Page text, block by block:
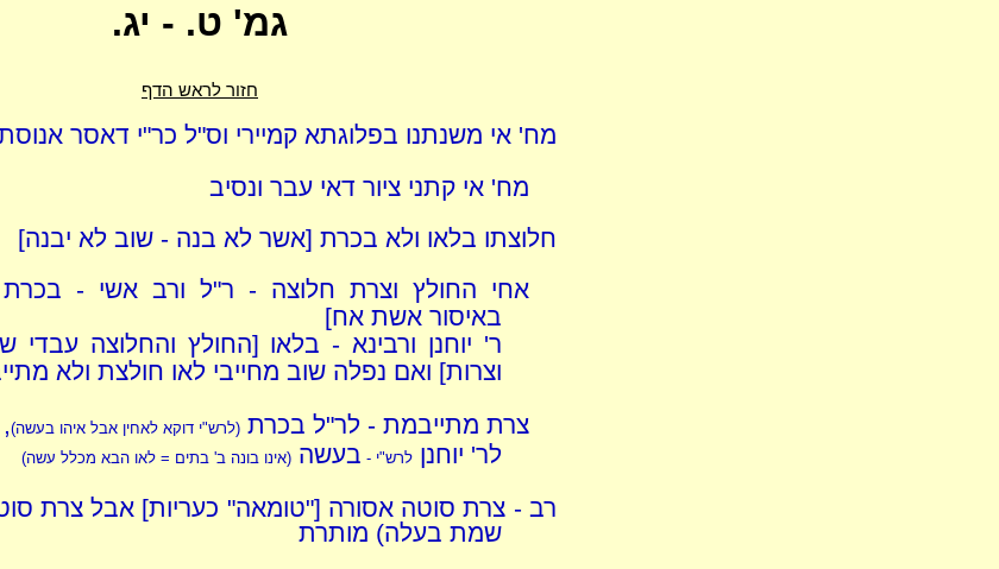
גמ' ט. - יג.
חזור לראש הדף
מח' אי משנתנו בפלוגתא קמיירי וס"ל כר"י דאסר
מח' אי קתני ציור דאי עבר ונסיב
חלוצתו בלאו ולא בכרת [אשר לא בנה - שוב לא יבנה]
אחי החולץ וצרת חלוצה - ר"ל ורב אשי - בכרת
באיסור אשת אח]
ר' יוחנן ורבינא - בלאו [החולץ והחלוצה עבדי
וצרות] ואם נפלה שוב מחייבי לאו חולצת ולא
צרת מתייבמת - לר"ל בכרת(לרש"י דוקא לאחין אבל איהו בעשה),
לר' יוחנןלרש"י - בעשה(אינו בונה ב' בתים = לאו הבא מכלל עשה)
רב - צרת סוטה אסורה ["טומאה" כעריות] אבל צרת
שמת בעלה) מותרת